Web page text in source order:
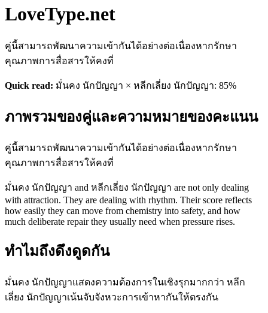
LoveType.net
คู่นี้สามารถพัฒนาความเข้ากันได้อย่างต่อเนื่องหากรักษา
คุณภาพการสื่อสารให้คงที่
Quick read: มั่นคง นักปัญญา × หลีกเลี่ยง นักปัญญา: 85%
ภาพรวมของคู่และความหมายของคะแนน
คู่นี้สามารถพัฒนาความเข้ากันได้อย่างต่อเนื่องหากรักษา
คุณภาพการสื่อสารให้คงที่
มั่นคง นักปัญญา and หลีกเลี่ยง นักปัญญา are not only dealing
with attraction. They are dealing with rhythm. Their score reflects
how easily they can move from chemistry into safety, and how
much deliberate repair they usually need when pressure rises.
ทำไมถึงดึงดูดกัน
มั่นคง นักปัญญาแสดงความต้องการในเชิงรุกมากกว่า หลีก
เลี่ยง นักปัญญาเน้นจับจังหวะการเข้าหากันให้ตรงกัน